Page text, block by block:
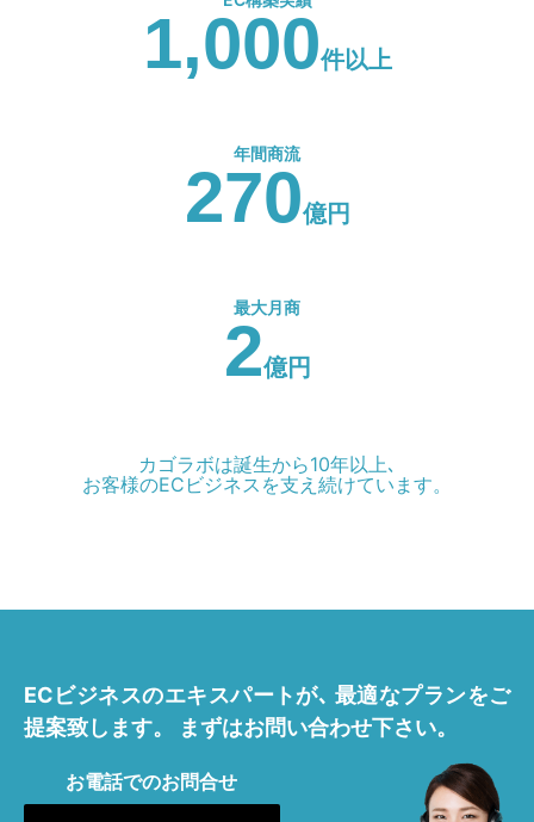
1,000件以上
年間商流
270億円
最大月商
2億円
カゴラボは誕生から10年以上､
お客様のECビジネスを支え続けています。
ECビジネスのエキスパートが､ 最適なプランをご
提案致します。
まずはお問い合わせ下さい。
お電話でのお問合せ